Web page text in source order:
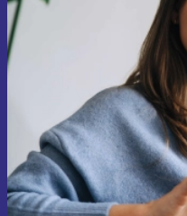
Liity
tilaajaksi
Älä missaa
Lisätietoja henkilötietojen